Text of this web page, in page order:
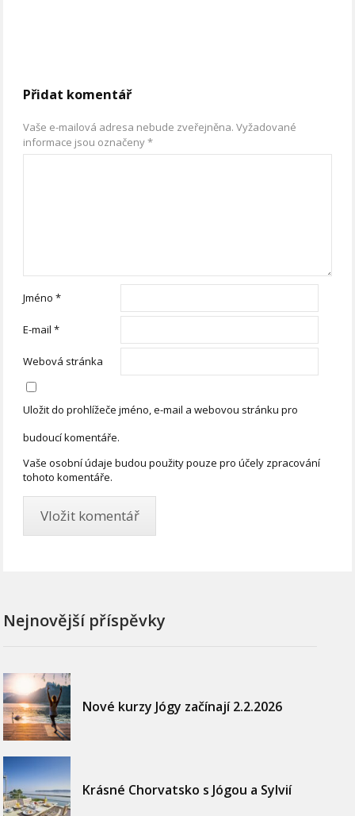
Přidat komentář
Vaše e-mailová adresa nebude zveřejněna. Vyžadované
informace jsou označeny*
Jméno*
E-mail*
Webová stránka
Uložit do prohlížeče jméno, e-mail a webovou stránku pro
budoucí komentáře.
Vaše osobní údaje budou použity pouze pro účely zpracování
tohoto komentáře.
Nejnovější příspěvky
Nové kurzy Jógy začínají 2.2.2026
Krásné Chorvatsko s Jógou a Sylvií